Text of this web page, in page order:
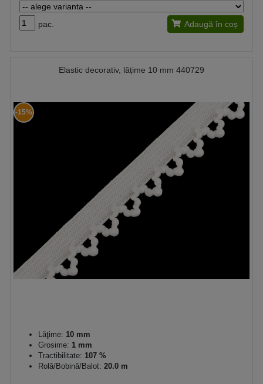
pac. Adaugă în coș
Elastic decorativ, lățime 10 mm 440729
-15%
Lăţime: 10 mm
Grosime: 1 mm
Tractibilitate: 107 %
Rolă/Bobină/Balot: 20.0 m